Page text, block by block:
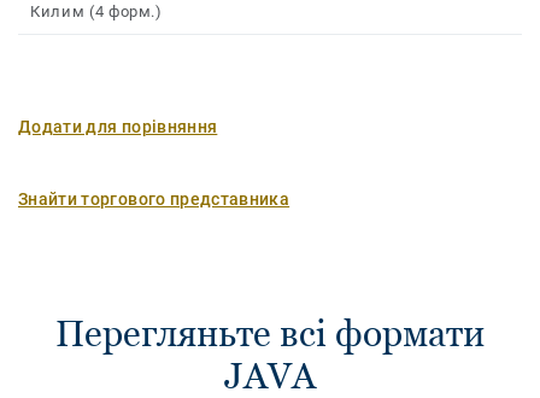
Килим (4 форм.)
Додати для порівняння
Знайти торгового представника
Перегляньте всі формати
JAVA